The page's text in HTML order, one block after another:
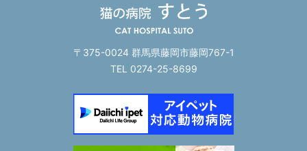
〒375-0024 群馬県藤岡市藤岡767-1
TEL 0274-25-8699